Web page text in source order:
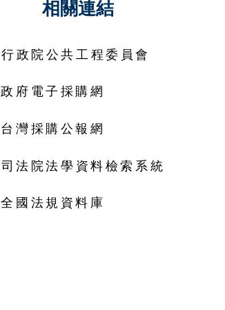
相關連結
行政院公共工程委員會
政府電子採購網
台灣採購公報網
司法院法學資料檢索系統
全國法規資料庫